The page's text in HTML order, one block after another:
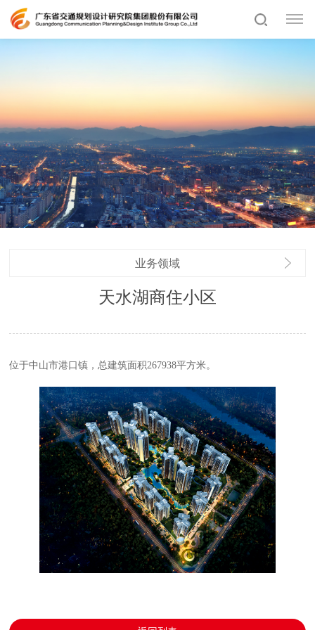
业务领域
天水湖商住小区
位于中山市港口镇，总建筑面积267938平方米。